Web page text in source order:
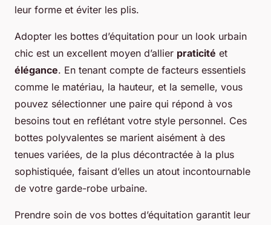
leur forme et éviter les plis.
Adopter les bottes d’équitation pour un look urbain
chic est un excellent moyen d’allier praticité et
élégance. En tenant compte de facteurs essentiels
comme le matériau, la hauteur, et la semelle, vous
pouvez sélectionner une paire qui répond à vos
besoins tout en reflétant votre style personnel. Ces
bottes polyvalentes se marient aisément à des
tenues variées, de la plus décontractée à la plus
sophistiquée, faisant d’elles un atout incontournable
de votre garde-robe urbaine.
Prendre soin de vos bottes d’équitation garantit leur